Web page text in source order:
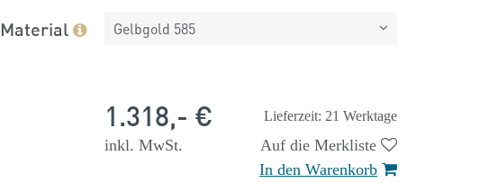
Material Gelbgold 585
Lieferzeit: 21 Werktage
1.318,- €
inkl. MwSt.
Auf die Merkliste
In den Warenkorb